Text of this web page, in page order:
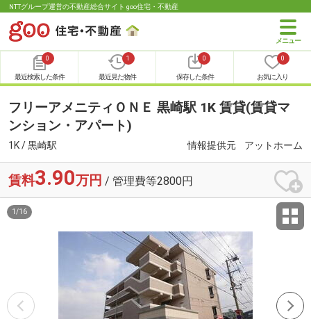
NTTグループ運営の不動産総合サイト goo住宅・不動産
0
最近検索した条件
1
最近見た物件
0
保存した条件
0
お気に入り
フリーアメニティＯＮＥ 黒崎駅 1K 賃貸(賃貸マ
ンション・アパート)
1K / 黒崎駅 情報提供元 アットホーム
賃料3.90万円 / 管理費等2800円
1 /16